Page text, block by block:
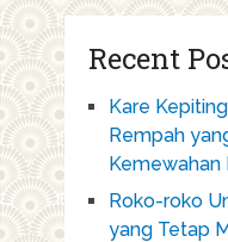
Recent
Kare
Rempah
Kemewahan
Roko-roko
yang Tetap